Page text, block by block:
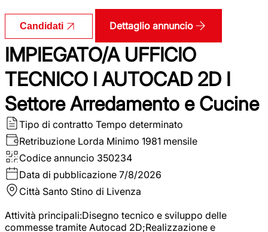
Candidati Dettaglio annuncio
IMPIEGATO/A UFFICIO
TECNICO I AUTOCAD 2D I
Settore Arredamento e Cucine
Tipo di contratto Tempo determinato
Retribuzione Lorda Minimo 1981 mensile
Codice annuncio 350234
Data di pubblicazione 7/8/2026
Città Santo Stino di Livenza
Attività principali:Disegno tecnico e sviluppo delle
commesse tramite Autocad 2D;Realizzazione e